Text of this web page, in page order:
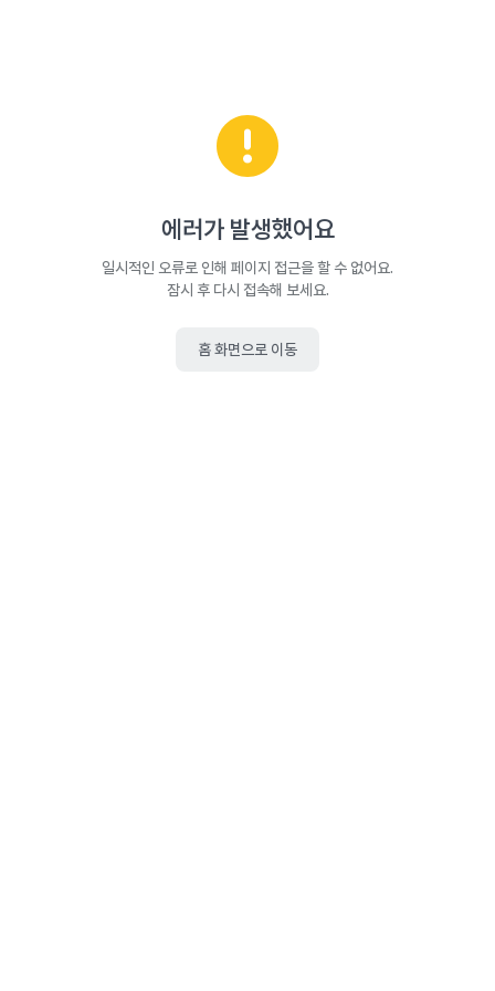
에러가 발생했어요
일시적인 오류로 인해 페이지 접근을 할 수 없어요.
잠시 후 다시 접속해 보세요.
홈 화면으로 이동